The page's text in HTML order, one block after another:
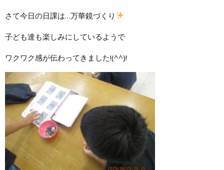
さて今日の日課は…万華鏡づくり
子ども達も楽しみにしているようで
ワクワク感が伝わってきました!(^^)!